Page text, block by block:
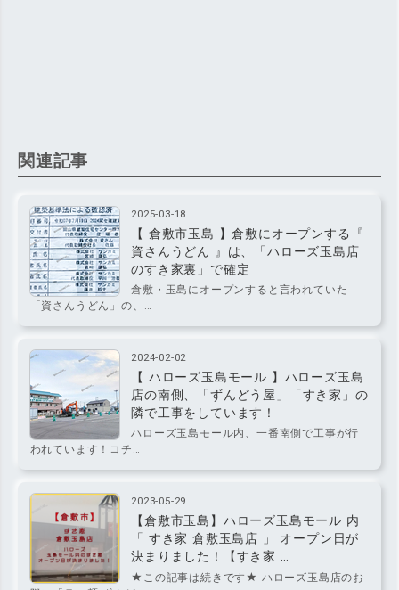
関連記事
2025-03-18
【 倉敷市玉島 】倉敷にオープンする『
資さんうどん 』は、「ハローズ玉島店
のすき家裏」で確定
倉敷・玉島にオープンすると言われていた
「資さんうどん」の、…
2024-02-02
【 ハローズ玉島モール 】ハローズ玉島
店の南側、「ずんどう屋」「すき家」の
隣で工事をしています！
ハローズ玉島モール内、一番南側で工事が行
われています！コチ…
2023-05-29
【倉敷市玉島】ハローズ玉島モール 内
「 すき家 倉敷玉島店 」 オープン日が
決まりました！【すき家 …
★この記事は続きです★ ハローズ玉島店のお